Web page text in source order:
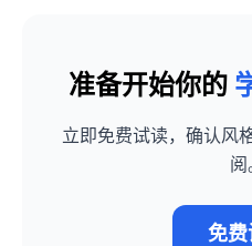
准备开始你的
立即免费试读，确认风
阅
免